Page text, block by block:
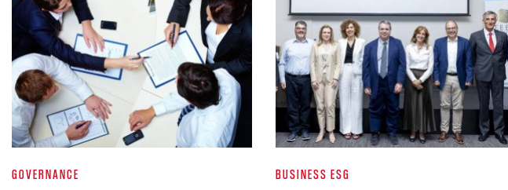
GOVERNANCE BUSINESS ESG